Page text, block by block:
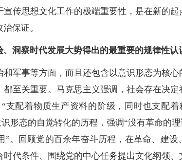
传思想文化工作的极端重要性，是在新的
保证。
洞察时代发展大势得出的最重要的规律性认
军事等方面，而且还包含以意识形态为核
至关重要。马克思主义强调，社会存在决
支配着物质生产资料的阶级，同时也支配
形态的自觉转化的历程，强调“没有革命的
。回顾党的百余年奋斗历程，在革命、建
代条件、围绕党的中心任务提出文化纲领